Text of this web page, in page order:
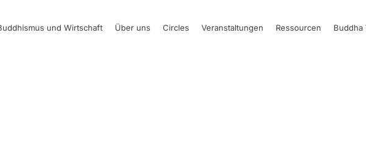
und Wirtschaft Über uns Circles Veranstaltungen Ressourcen Buddha